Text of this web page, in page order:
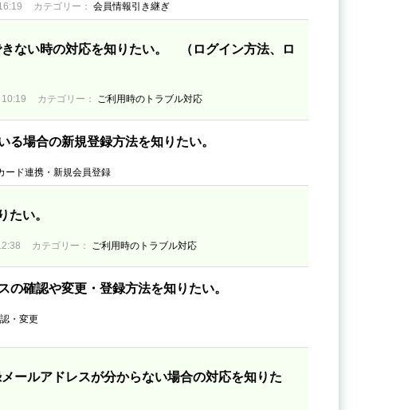
カテゴリー： 会員情報引き継ぎ
ない時の対応を知りたい。 （ログイン方法、ロ
カテゴリー： ご利用時のトラブル対応
る場合の新規登録方法を知りたい。
ード連携・新規会員登録
たい。
カテゴリー： ご利用時のトラブル対応
の確認や変更・登録方法を知りたい。
・変更
ールアドレスが分からない場合の対応を知りた